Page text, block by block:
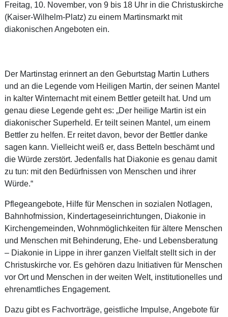
Freitag, 10. November, von 9 bis 18 Uhr in die Christuskirche
(Kaiser-Wilhelm-Platz) zu einem Martinsmarkt mit
diakonischen Angeboten ein.
Der Martinstag erinnert an den Geburtstag Martin Luthers
und an die Legende vom Heiligen Martin, der seinen Mantel
in kalter Winternacht mit einem Bettler geteilt hat. Und um
genau diese Legende geht es: „Der heilige Martin ist ein
diakonischer Superheld. Er teilt seinen Mantel, um einem
Bettler zu helfen. Er reitet davon, bevor der Bettler danke
sagen kann. Vielleicht weiß er, dass Betteln beschämt und
die Würde zerstört. Jedenfalls hat Diakonie es genau damit
zu tun: mit den Bedürfnissen von Menschen und ihrer
Würde.“
Pflegeangebote, Hilfe für Menschen in sozialen Notlagen,
Bahnhofmission, Kindertageseinrichtungen, Diakonie in
Kirchengemeinden, Wohnmöglichkeiten für ältere Menschen
und Menschen mit Behinderung, Ehe- und Lebensberatung
– Diakonie in Lippe in ihrer ganzen Vielfalt stellt sich in der
Christuskirche vor. Es gehören dazu Initiativen für Menschen
vor Ort und Menschen in der weiten Welt, institutionelles und
ehrenamtliches Engagement.
Dazu gibt es Fachvorträge, geistliche Impulse, Angebote für